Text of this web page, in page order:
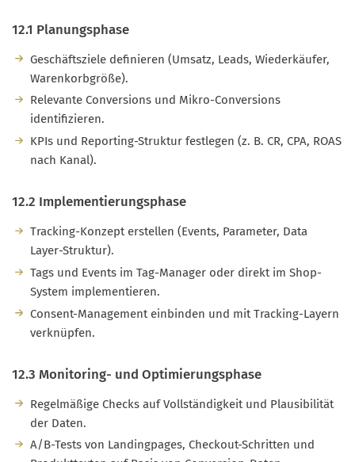
12.1 Planungsphase
Geschäftsziele definieren (Umsatz, Leads, Wiederkäufer,
Warenkorbgröße).
Relevante Conversions und Mikro-Conversions
identifizieren.
KPIs und Reporting-Struktur festlegen (z. B. CR, CPA, ROAS
nach Kanal).
12.2 Implementierungsphase
Tracking-Konzept erstellen (Events, Parameter, Data
Layer-Struktur).
Tags und Events im Tag-Manager oder direkt im Shop-
System implementieren.
Consent-Management einbinden und mit Tracking-Layern
verknüpfen.
12.3 Monitoring- und Optimierungsphase
Regelmäßige Checks auf Vollständigkeit und Plausibilität
der Daten.
A/B-Tests von Landingpages, Checkout-Schritten und